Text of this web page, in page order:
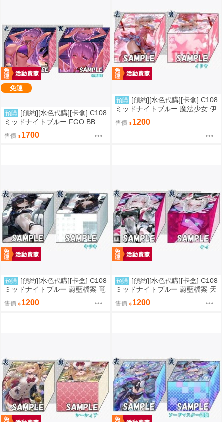
免運
預購 [預約][水色代購][卡盒] C108
ミッドナイトブルー FGO BB
售價 1700
預購 [預約][水色代購][卡盒] C108
ミッドナイトブルー 魔法少女 伊
售價 1200
預購 [預約][水色代購][卡盒] C108
ミッドナイトブルー 蔚藍檔案 竜
華キサキ
售價 1200
預購 [預約][水色代購][卡盒] C108
ミッドナイトブルー 蔚藍檔案 天
童ケイ
售價 1200